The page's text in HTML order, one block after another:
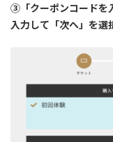
③「クーポンコードを
入力して「次へ」を選